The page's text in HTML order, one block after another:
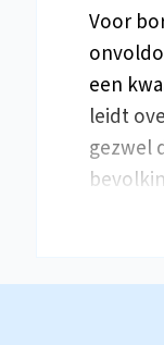
Voor
een
leidt
gezwel